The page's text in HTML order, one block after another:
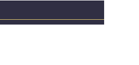
縁頭
鮫胴
刀袋 下緒